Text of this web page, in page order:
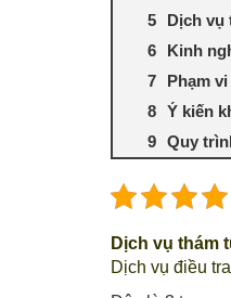
Dịch vụ
Kinh
Phạm
Ý kiến
Quy
Dịch vụ thám
Dịch vụ điều